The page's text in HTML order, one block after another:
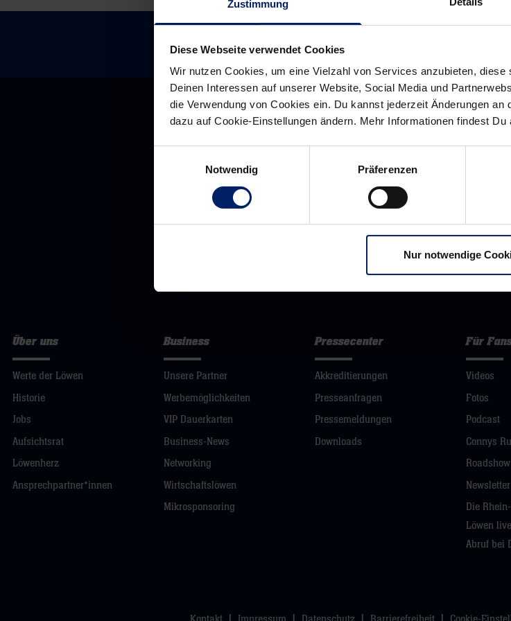
Zustimmung
Diese Webseite verwendet Cookies
Wir nutzen Cookies, um eine Vielzahl von Services anzubieten,
Deinen Interessen auf unserer Website, Social Media und
die Verwendung von Cookies ein. Du kannst jederzeit Änderungen
dazu auf Cookie-Einstellungen ändern. Mehr Informationen findest Du
Notwendig
Präferenzen
Nur notwendige
Rhein-Neckar
Über uns
Werte der Löwen
Historie
Jobs
Aufsichtsrat
Löwenherz
Ansprechpartner*innen
Business
Unsere Partner
Werbemöglichkeiten
VIP Dauerkarten
Business-News
Networking
Wirtschaftslöwen
Mikrosponsoring
Pressecenter
Akkreditierungen
Presseanfragen
Pressemeldungen
Downloads
Für
Videos
Fotos
Podcast
Connys
Roadshow
Newsletter
Die
Löwen
Abruf bei